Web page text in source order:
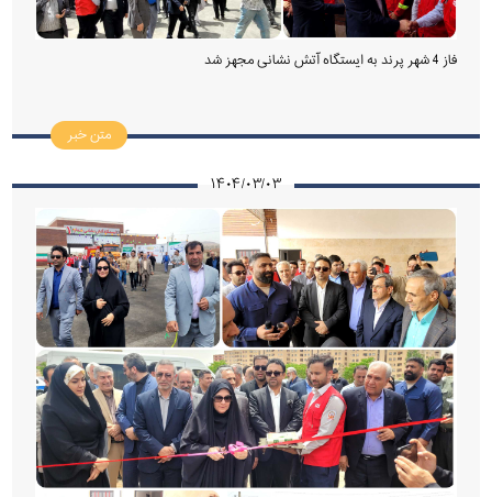
فاز 4 شهر پرند به ایستگاه آتش نشانی مجهز شد
متن خبر
۱۴۰۴/۰۳/۰۳